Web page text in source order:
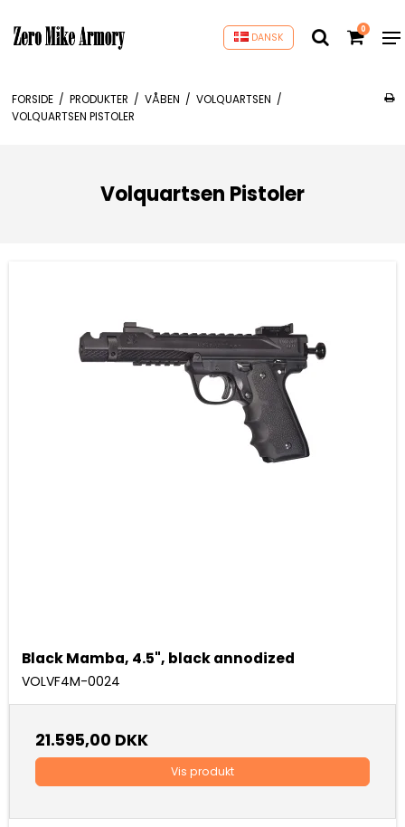
DANSK
0
FORSIDE / PRODUKTER / VÅBEN / VOLQUARTSEN /
VOLQUARTSEN PISTOLER
Volquartsen Pistoler
Black Mamba, 4.5", black annodized
VOLVF4M-0024
21.595,00 DKK
Vis produkt